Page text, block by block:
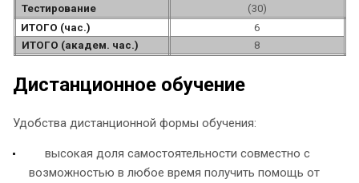
Тестирование
(30)
ИТОГО (час.)
6
ИТОГО (академ. час.)
8
Дистанционное обучение
Удобства дистанционной формы обучения:
высокая доля самостоятельности совместно с
возможностью в любое время получить помощь от